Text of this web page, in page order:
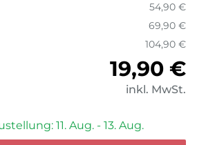
54,90 €
69,90 €
104,90 €
19,90 €
inkl. MwSt.
11. Aug. - 13. Aug.